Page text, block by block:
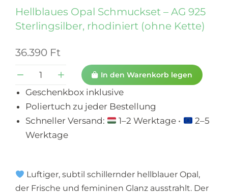
Hellblaues Opal Schmuckset – AG 925
Sterlingsilber, rhodiniert (ohne Kette)
36.390 Ft
In den Warenkorb legen
Geschenkbox inklusive
Poliertuch zu jeder Bestellung
Schneller Versand:
1–2 Werktage •
2–5
Werktage
Luftiger, subtil schillernder hellblauer Opal,
der Frische und femininen Glanz ausstrahlt. Der